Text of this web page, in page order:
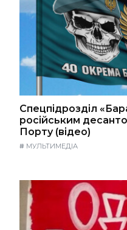
Спецпідрозділ
російським
Порту (відео)
# МУЛЬТИМЕДІА